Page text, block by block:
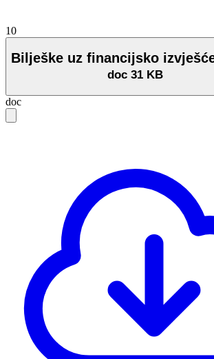
10
Bilješke uz financijsko
doc 31 KB
doc